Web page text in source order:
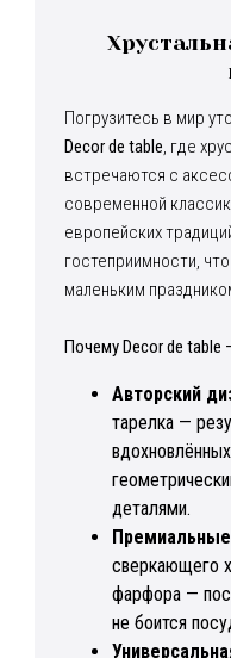
Погрузитесь в мир
Decor de table, где
встречаются с
современной
европейских
гостеприимности,
маленьким
Почему Decor de table
Авторский
тарелка —
деталями.
сверкающего
фарфора —
не боится